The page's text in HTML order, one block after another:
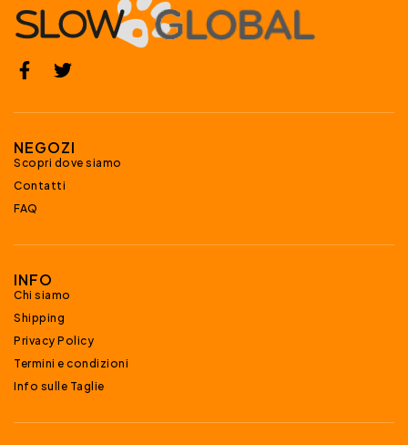
NEGOZI
Scopri dove siamo
Contatti
FAQ
INFO
Chi siamo
Shipping
Privacy Policy
Termini e condizioni
Info sulle Taglie